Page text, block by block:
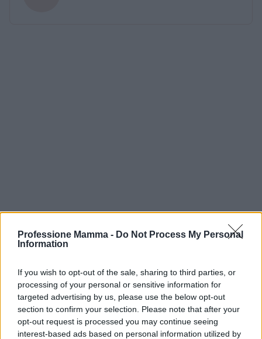
Professione Mamma - Do Not Process My Personal
Information
If you wish to opt-out of the sale, sharing to third parties, or
processing of your personal or sensitive information for
targeted advertising by us, please use the below opt-out
section to confirm your selection. Please note that after your
opt-out request is processed you may continue seeing
interest-based ads based on personal information utilized by
Continua a leggere
NEWS E ATTUALITÀ